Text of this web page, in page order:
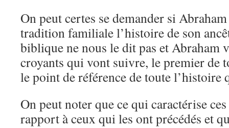
On peut certes se demander si
tradition familiale l’histoire de son
biblique ne nous le dit pas et Abraham
croyants qui vont suivre, le premier de
le point de référence de toute l’histoire
On peut noter que ce qui caractérise
rapport à ceux qui les ont précédés et